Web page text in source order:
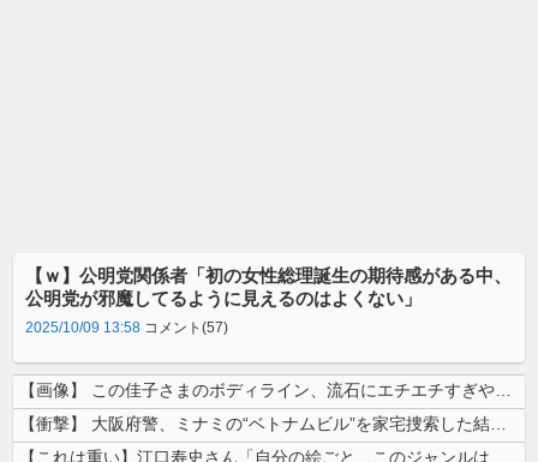
【ｗ】公明党関係者「初の女性総理誕生の期待感がある中、
公明党が邪魔してるように見えるのはよくない」
2025/10/09 13:58 コメント(57)
【画像】 この佳子さまのボディライン、流石にエチエチすぎやろ！
【衝撃】 大阪府警、ミナミの“ベトナムビル”を家宅捜索した結果・・・・...
【これは重い】江口寿史さん「自分の絵ごと、このジャンルはそろそろ終わり...